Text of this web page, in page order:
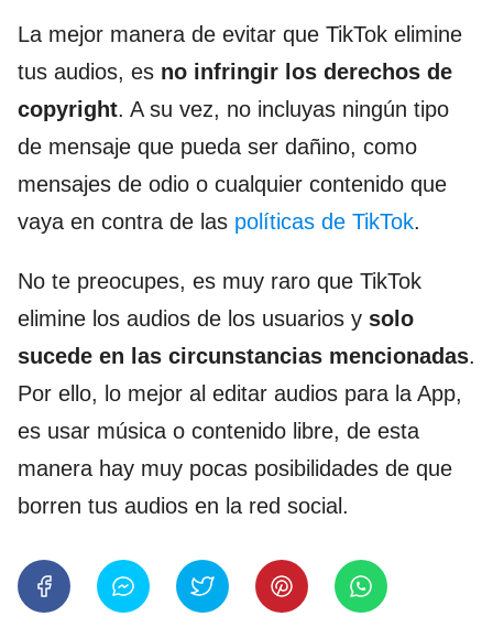
La mejor manera de evitar que TikTok elimine
tus audios, es no infringir los derechos de
copyright. A su vez, no incluyas ningún tipo
de mensaje que pueda ser dañino, como
mensajes de odio o cualquier contenido que
vaya en contra de las políticas de TikTok.
No te preocupes, es muy raro que TikTok
elimine los audios de los usuarios y solo
sucede en las circunstancias mencionadas.
Por ello, lo mejor al editar audios para la App,
es usar música o contenido libre, de esta
manera hay muy pocas posibilidades de que
borren tus audios en la red social.